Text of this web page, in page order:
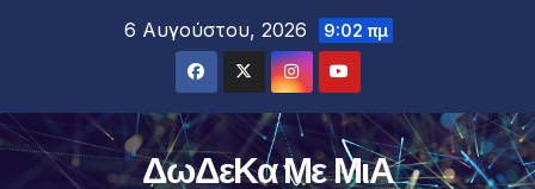
6 Αυγούστου, 2026 9:02 πμ
ΔωΔεΚα Με ΜιΑ